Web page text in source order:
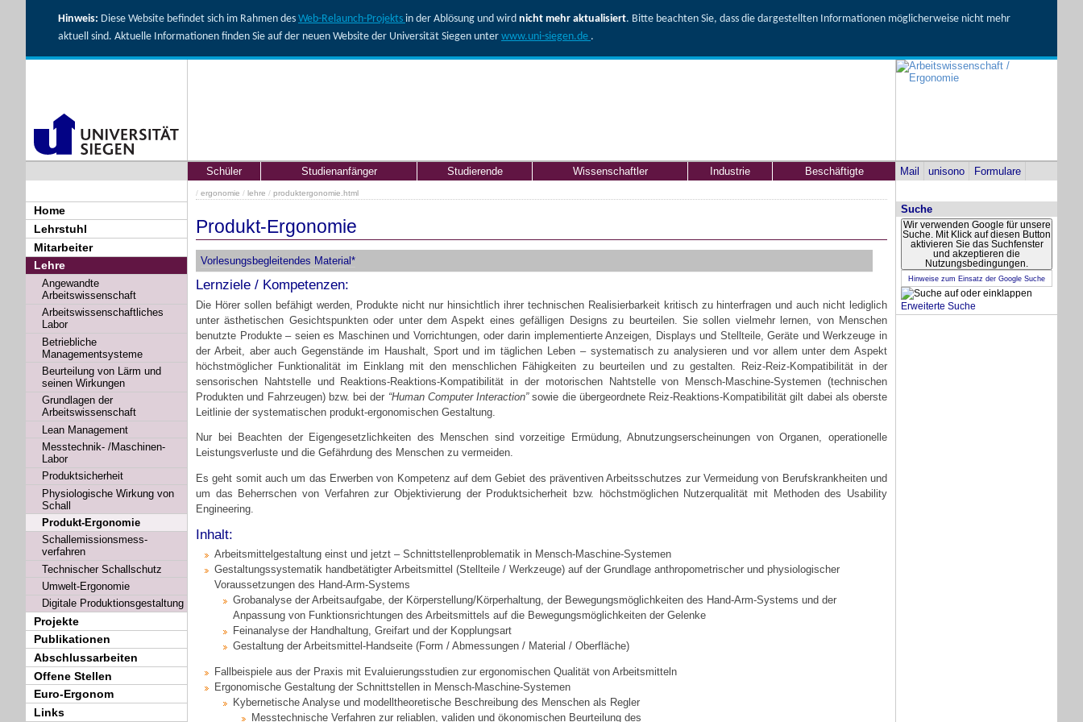
Hinweis: Diese Website befindet sich im Rahmen des Web-Relaunch-Projekts in der Ablösung und wird nicht mehr aktualisiert. Bitte beachten Sie, dass die dargestellten Informationen möglicherweise nicht mehr
aktuell sind. Aktuelle Informationen finden Sie auf der neuen Website der Universität Siegen unter www.uni-siegen.de .
Home
Lehrstuhl
Mitarbeiter
Lehre
Angewandte
Arbeitswissenschaft
Arbeitswissenschaftliches
Labor
Betriebliche
Managementsysteme
Beurteilung von Lärm und
seinen Wirkungen
Grundlagen der
Arbeitswissenschaft
Lean Management
Messtechnik- /Maschinen-
Labor
Produktsicherheit
Physiologische Wirkung von
Schall
Produkt-Ergonomie
Schallemissionsmess-
verfahren
Technischer Schallschutz
Umwelt-Ergonomie
Digitale Produktionsgestaltung
Projekte
Publikationen
Abschlussarbeiten
Offene Stellen
Euro-Ergonom
Links
Mail unisono Formulare
Suche
Wir verwenden Google für unsere
Suche. Mit Klick auf diesen Button
aktivieren Sie das Suchfenster
und akzeptieren die
Nutzungsbedingungen.
Hinweise zum Einsatz der Google Suche
Erweiterte Suche
Schüler Studienanfänger Studierende Wissenschaftler Industrie Beschäftigte
/ ergonomie / lehre / produktergonomie.html
Produkt-Ergonomie
Vorlesungsbegleitendes Material*
Lernziele / Kompetenzen:
Die Hörer sollen befähigt werden, Produkte nicht nur hinsichtlich ihrer technischen Realisierbarkeit kritisch zu hinterfragen und auch nicht lediglich
unter ästhetischen Gesichtspunkten oder unter dem Aspekt eines gefälligen Designs zu beurteilen. Sie sollen vielmehr lernen, von Menschen
benutzte Produkte – seien es Maschinen und Vorrichtungen, oder darin implementierte Anzeigen, Displays und Stellteile, Geräte und Werkzeuge in
der Arbeit, aber auch Gegenstände im Haushalt, Sport und im täglichen Leben – systematisch zu analysieren und vor allem unter dem Aspekt
höchstmöglicher Funktionalität im Einklang mit den menschlichen Fähigkeiten zu beurteilen und zu gestalten. Reiz-Reiz-Kompatibilität in der
sensorischen Nahtstelle und Reaktions-Reaktions-Kompatibilität in der motorischen Nahtstelle von Mensch-Maschine-Systemen (technischen
Produkten und Fahrzeugen) bzw. bei der “Human Computer Interaction”sowie die übergeordnete Reiz-Reaktions-Kompatibilität gilt dabei als oberste
Leitlinie der systematischen produkt-ergonomischen Gestaltung.
Nur bei Beachten der Eigengesetzlichkeiten des Menschen sind vorzeitige Ermüdung, Abnutzungserscheinungen von Organen, operationelle
Leistungsverluste und die Gefährdung des Menschen zu vermeiden.
Es geht somit auch um das Erwerben von Kompetenz auf dem Gebiet des präventiven Arbeitsschutzes zur Vermeidung von Berufskrankheiten und
um das Beherrschen von Verfahren zur Objektivierung der Produktsicherheit bzw. höchstmöglichen Nutzerqualität mit Methoden des Usability
Engineering.
Inhalt:
Arbeitsmittelgestaltung einst und jetzt – Schnittstellenproblematik in Mensch-Maschine-Systemen
Gestaltungssystematik handbetätigter Arbeitsmittel (Stellteile / Werkzeuge) auf der Grundlage anthropometrischer und physiologischer
Voraussetzungen des Hand-Arm-Systems
Grobanalyse der Arbeitsaufgabe, der Körperstellung/Körperhaltung, der Bewegungsmöglichkeiten des Hand-Arm-Systems und der
Anpassung von Funktionsrichtungen des Arbeitsmittels auf die Bewegungsmöglichkeiten der Gelenke
Feinanalyse der Handhaltung, Greifart und der Kopplungsart
Gestaltung der Arbeitsmittel-Handseite (Form / Abmessungen / Material / Oberfläche)
Fallbeispiele aus der Praxis mit Evaluierungsstudien zur ergonomischen Qualität von Arbeitsmitteln
Ergonomische Gestaltung der Schnittstellen in Mensch-Maschine-Systemen
Kybernetische Analyse und modelltheoretische Beschreibung des Menschen als Regler
Messtechnische Verfahren zur reliablen, validen und ökonomischen Beurteilung des